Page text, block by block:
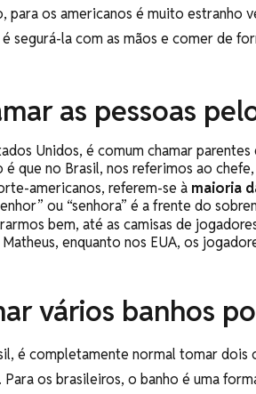
para os americanos é muito estranho
segurá-la com as mãos e comer de
as pessoas
Unidos, é comum chamar
é que no Brasil, nos referimos ao
americanos, referem-se à maioria
ou “senhora” é a frente do
bem, até as camisas de
Matheus, enquanto nos EUA, os
vários banhos
é completamente normal tomar dois
Para os brasileiros, o banho é uma